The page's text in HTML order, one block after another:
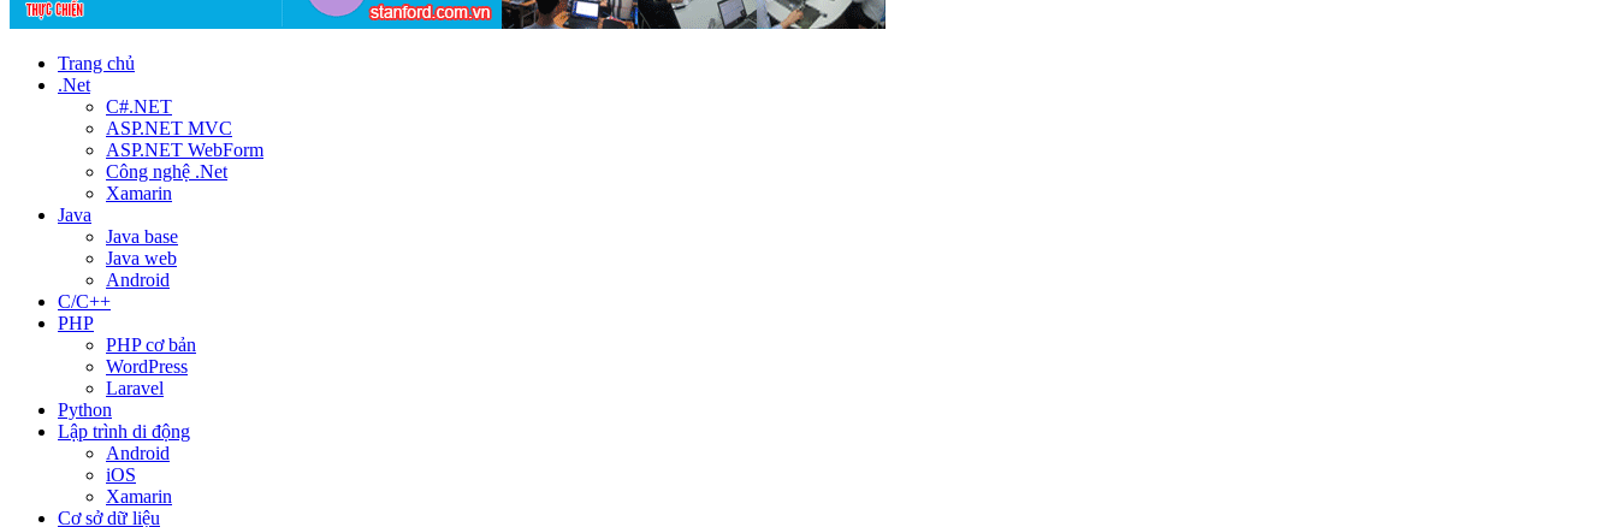
Trang chủ
.Net
C#.NET
ASP.NET MVC
ASP.NET WebForm
Công nghệ .Net
Xamarin
Java
Java base
Java web
Android
C/C++
PHP
PHP cơ bản
WordPress
Laravel
Python
Lập trình di động
Android
iOS
Xamarin
Cơ sở dữ liệu